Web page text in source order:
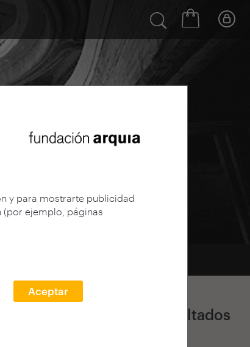
y para mostrarte publicidad
(por ejemplo, páginas
Aceptar
25 Resultados